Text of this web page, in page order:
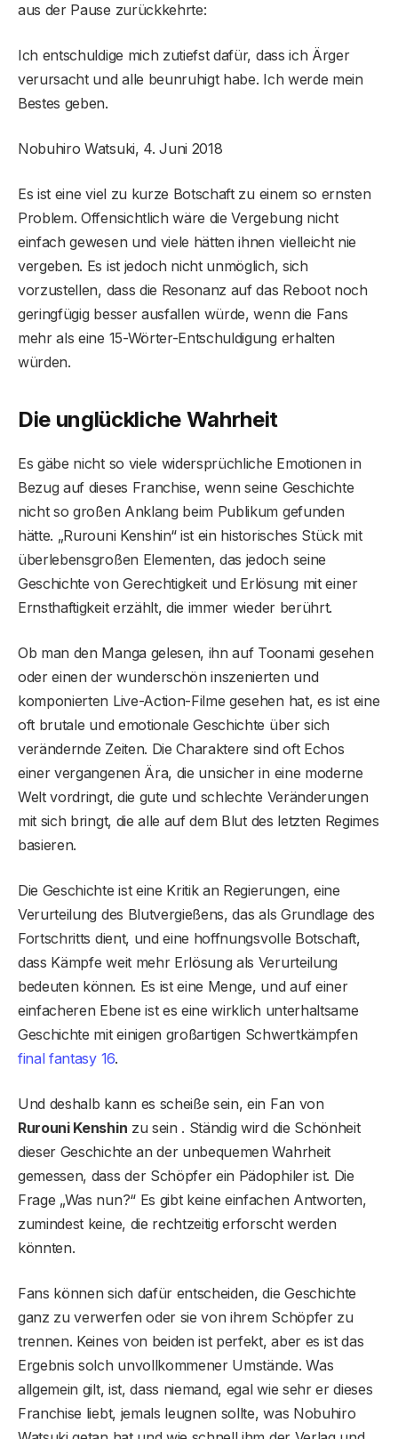
aus der Pause zurückkehrte:
Ich entschuldige mich zutiefst dafür, dass ich Ärger
verursacht und alle beunruhigt habe. Ich werde mein
Bestes geben.
Nobuhiro Watsuki, 4. Juni 2018
Es ist eine viel zu kurze Botschaft zu einem so ernsten
Problem. Offensichtlich wäre die Vergebung nicht
einfach gewesen und viele hätten ihnen vielleicht nie
vergeben. Es ist jedoch nicht unmöglich, sich
vorzustellen, dass die Resonanz auf das Reboot noch
geringfügig besser ausfallen würde, wenn die Fans
mehr als eine 15-Wörter-Entschuldigung erhalten
würden.
Die unglückliche Wahrheit
Es gäbe nicht so viele widersprüchliche Emotionen in
Bezug auf dieses Franchise, wenn seine Geschichte
nicht so großen Anklang beim Publikum gefunden
hätte. „Rurouni Kenshin“ ist ein historisches Stück mit
überlebensgroßen Elementen, das jedoch seine
Geschichte von Gerechtigkeit und Erlösung mit einer
Ernsthaftigkeit erzählt, die immer wieder berührt.
Ob man den Manga gelesen, ihn auf Toonami gesehen
oder einen der wunderschön inszenierten und
komponierten Live-Action-Filme gesehen hat, es ist eine
oft brutale und emotionale Geschichte über sich
verändernde Zeiten. Die Charaktere sind oft Echos
einer vergangenen Ära, die unsicher in eine moderne
Welt vordringt, die gute und schlechte Veränderungen
mit sich bringt, die alle auf dem Blut des letzten Regimes
basieren.
Die Geschichte ist eine Kritik an Regierungen, eine
Verurteilung des Blutvergießens, das als Grundlage des
Fortschritts dient, und eine hoffnungsvolle Botschaft,
dass Kämpfe weit mehr Erlösung als Verurteilung
bedeuten können. Es ist eine Menge, und auf einer
einfacheren Ebene ist es eine wirklich unterhaltsame
Geschichte mit einigen großartigen Schwertkämpfen
final fantasy 16.
Und deshalb kann es scheiße sein, ein Fan von
Rurouni Kenshin zu sein . Ständig wird die Schönheit
dieser Geschichte an der unbequemen Wahrheit
gemessen, dass der Schöpfer ein Pädophiler ist. Die
Frage „Was nun?“ Es gibt keine einfachen Antworten,
zumindest keine, die rechtzeitig erforscht werden
könnten.
Fans können sich dafür entscheiden, die Geschichte
ganz zu verwerfen oder sie von ihrem Schöpfer zu
trennen. Keines von beiden ist perfekt, aber es ist das
Ergebnis solch unvollkommener Umstände. Was
allgemein gilt, ist, dass niemand, egal wie sehr er dieses
Franchise liebt, jemals leugnen sollte, was Nobuhiro